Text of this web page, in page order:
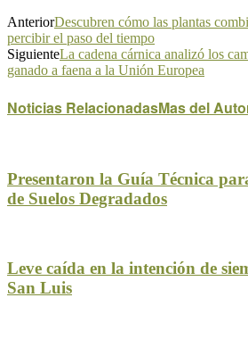
AnteriorDescubren cómo las plantas
percibir el paso del tiempo
SiguienteLa cadena cárnica analizó los
ganado a faena a la Unión Europea
Noticias RelacionadasMas del
Presentaron la Guía Técnica
de Suelos Degradados
Leve caída en la intención de
San Luis